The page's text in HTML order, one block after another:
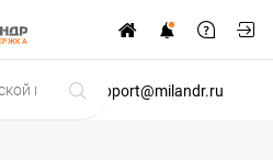
support@milandr.ru